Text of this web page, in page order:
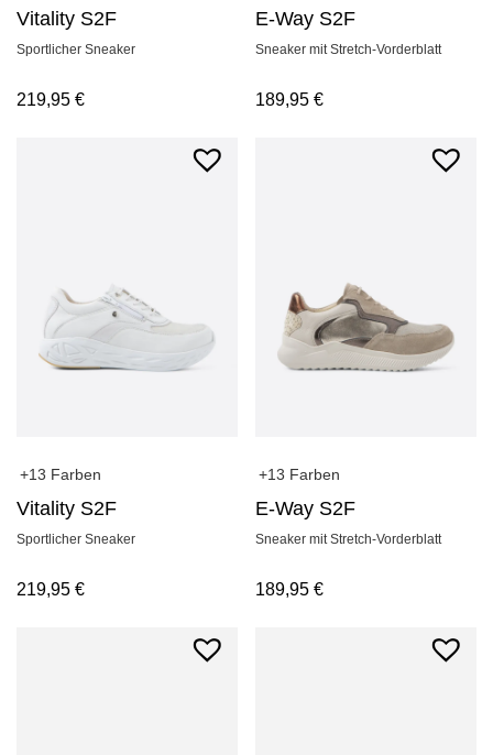
Vitality S2F
Sportlicher Sneaker
219,95 €
E-Way S2F
Sneaker mit Stretch-Vorderblatt
189,95€
+13 Farben
Vitality S2F
Sportlicher Sneaker
219,95 €
+13 Farben
E-Way S2F
Sneaker mit Stretch-Vorderblatt
189,95€